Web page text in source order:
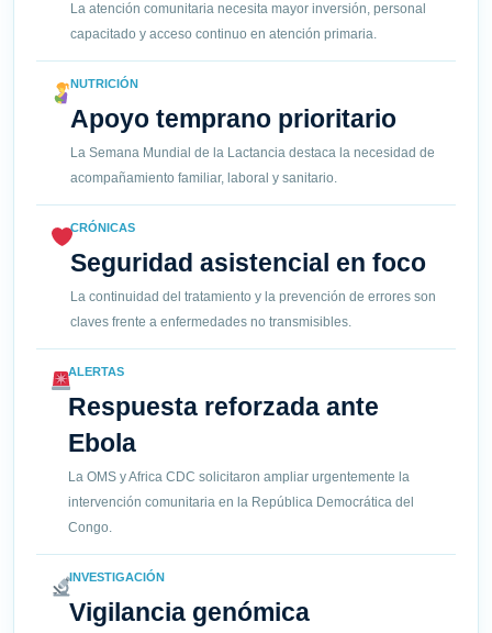
La atención comunitaria necesita mayor inversión, personal
capacitado y acceso continuo en atención primaria.
NUTRICIÓN
Apoyo temprano prioritario
La Semana Mundial de la Lactancia destaca la necesidad de
acompañamiento familiar, laboral y sanitario.
CRÓNICAS
Seguridad asistencial en foco
La continuidad del tratamiento y la prevención de errores son
claves frente a enfermedades no transmisibles.
ALERTAS
Respuesta reforzada ante
Ebola
La OMS y Africa CDC solicitaron ampliar urgentemente la
intervención comunitaria en la República Democrática del
Congo.
INVESTIGACIÓN
Vigilancia genómica